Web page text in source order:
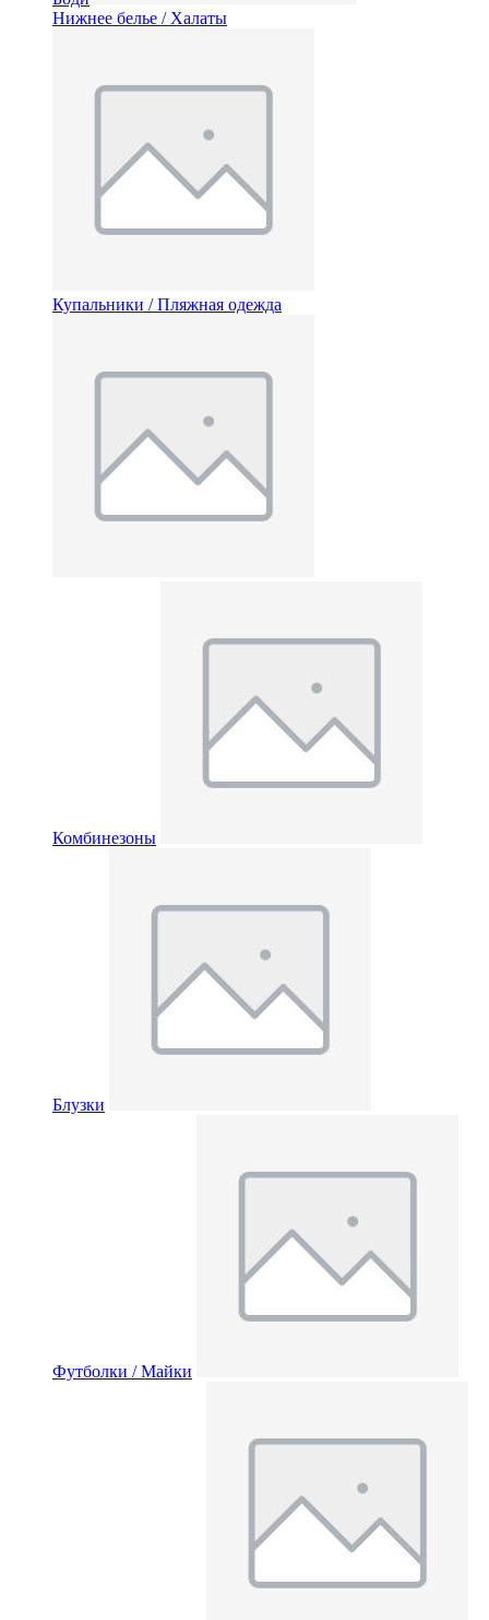
Нижнее белье / Халаты
Купальники / Пляжная одежда
Комбинезоны
Блузки
Футболки / Майки